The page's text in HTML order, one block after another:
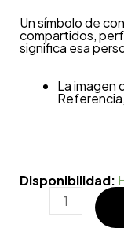
Un símbolo de
compartidos,
significa esa
La imagen
Disponibilidad: